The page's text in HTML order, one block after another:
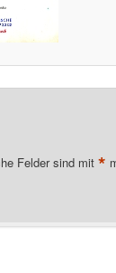
Felder sind mit *